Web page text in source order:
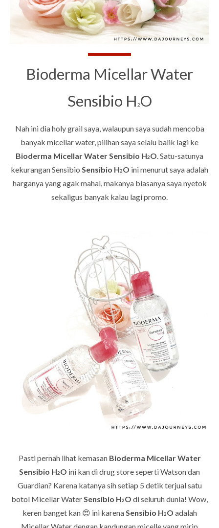
Bioderma Micellar Water
Sensibio H 2O
Nah ini dia holy grail saya, walaupun saya sudah mencoba
banyak micellar water, pilihan saya selalu balik lagi ke
Bioderma Micellar Water Sensibio H2O. Satu-satunya
kekurangan Sensibio Sensibio H2O ini menurut saya adalah
harganya yang agak mahal, makanya biasanya saya nyetok
sekaligus banyak kalau lagi promo.
Pasti pernah lihat kemasan Bioderma Micellar Water
Sensibio H2O ini kan di drug store seperti Watson dan
Guardian? Karena katanya sih setiap 5 detik terjual satu
botol Micellar Water Sensibio H2O di seluruh dunia! Wow,
keren banget kan 😍 ini karena Sensibio H2O adalah
Micellar Water dengan kandungan micelle yang mirip